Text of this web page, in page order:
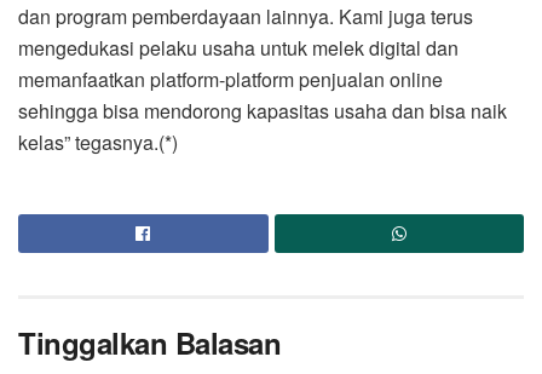
dan program pemberdayaan lainnya. Kami juga terus
mengedukasi pelaku usaha untuk melek digital dan
memanfaatkan platform-platform penjualan online
sehingga bisa mendorong kapasitas usaha dan bisa naik
kelas” tegasnya.(*)
Tinggalkan Balasan